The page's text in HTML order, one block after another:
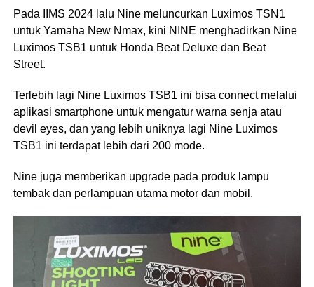
Pada IIMS 2024 lalu Nine meluncurkan Luximos TSN1
untuk Yamaha New Nmax, kini NINE menghadirkan Nine
Luximos TSB1 untuk Honda Beat Deluxe dan Beat
Street.
Terlebih lagi Nine Luximos TSB1 ini bisa connect melalui
aplikasi smartphone untuk mengatur warna senja atau
devil eyes, dan yang lebih uniknya lagi Nine Luximos
TSB1 ini terdapat lebih dari 200 mode.
Nine juga memberikan upgrade pada produk lampu
tembak dan perlampuan utama motor dan mobil.